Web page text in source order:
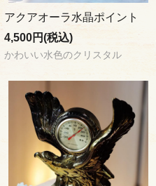
アクアオーラ水晶ポイント
4,500円(税込)
かわいい水色のクリスタル